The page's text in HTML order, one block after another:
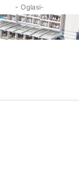
- Oglasi-